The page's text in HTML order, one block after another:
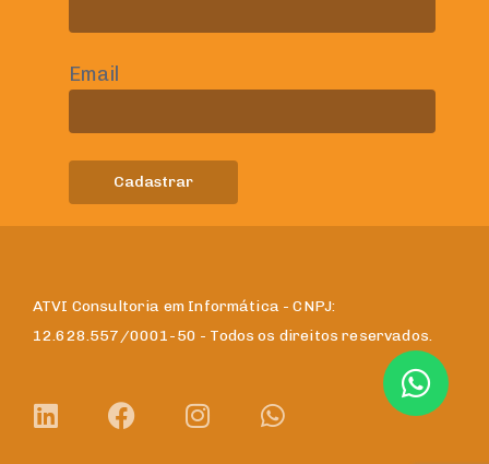
Email
ATVI Consultoria em Informática - CNPJ:
12.628.557/0001-50 - Todos os direitos reservados.